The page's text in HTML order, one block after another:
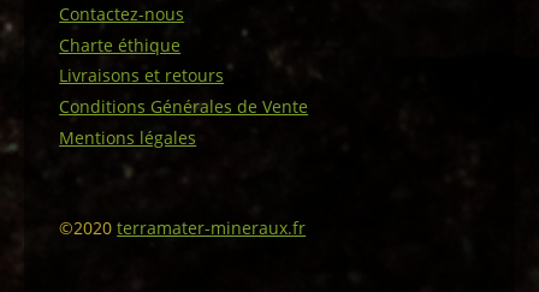
Contactez-nous
Charte éthique
Livraisons et retours
Conditions Générales de Vente
Mentions légales
©2020terramater-mineraux.fr